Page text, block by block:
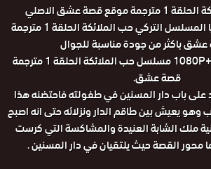
مسلسل حب الملائكة الحلقة 1 مترجمة موقع قصة عشق الاصلي
مشاهدة وتحميل حصريا المسلسل التركي حب الملائكة الحلقة 1 مترجمة
باكثر من جودة مناسبة للجوال
1080P+720P+480P+360P مسلسل حب الملائكة الحلقة 1 مترجمة
قصة عشق.
على باب دار المسنين في طفولته فاحتضنه هذا
وهو يعيش بين طاقم الدار ونزلائه حتى انه اصبح
ملك الشابة العنيدة والمشاكسة التي كرست
محور القصة حيث يلتقيان في دار المسنين .